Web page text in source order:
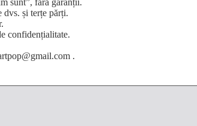
sunt”, fără garanții.
și terțe părți.
confidențialitate.
.